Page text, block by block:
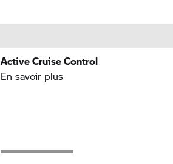
Active Cruise Control
En savoir plus